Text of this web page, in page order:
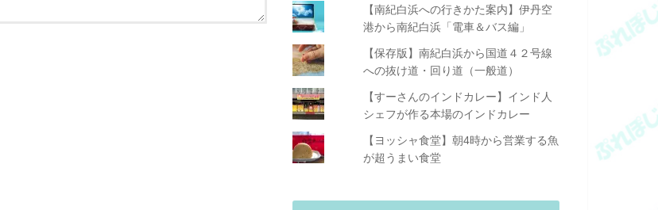
【南紀白浜への行きかた案内】伊丹空
港から南紀白浜「電車＆バス編」
【保存版】南紀白浜から国道４２号線
への抜け道・回り道（一般道）
【すーさんのインドカレー】インド人
シェフが作る本場のインドカレー
【ヨッシャ食堂】朝4時から営業する魚
が超うまい食堂